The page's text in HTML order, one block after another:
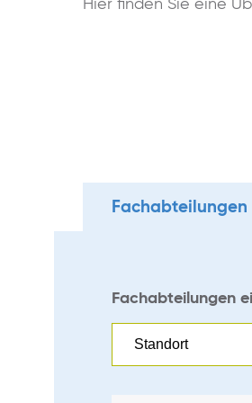
Hier ﬁnden Sie eine
Fachabteilungen
Fachabteilungen